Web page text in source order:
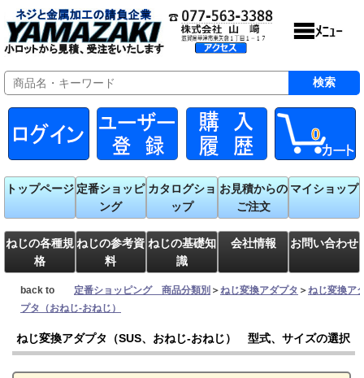
0
トップページ 定番ショッピ
ング
カタログショ
ップ
お見積からの
ご注文
マイショップ
ねじの各種規
格
ねじの参考資
料
ねじの基礎知
識
会社情報 お問い合わせ
back to 定番ショッピング 商品分類別 ＞ねじ変換アダプタ ＞ねじ変換ア
プタ（おねじ-おねじ）
ねじ変換アダプタ（SUS、おねじ-おねじ） 型式、サイズの選択